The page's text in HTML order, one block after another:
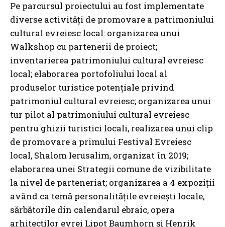
Pe parcursul proiectului au fost implementate
diverse activități de promovare a patrimoniului
cultural evreiesc local: organizarea unui
Walkshop cu partenerii de proiect;
inventarierea patrimoniului cultural evreiesc
local; elaborarea portofoliului local al
produselor turistice potenţiale privind
patrimoniul cultural evreiesc; organizarea unui
tur pilot al patrimoniului cultural evreiesc
pentru ghizii turistici locali, realizarea unui clip
de promovare a primului Festival Evreiesc
local, Shalom Ierusalim, organizat în 2019;
elaborarea unei Strategii comune de vizibilitate
la nivel de parteneriat; organizarea a 4 expoziții
având ca temă personalitățile evreiești locale,
sărbătorile din calendarul ebraic, opera
arhitecților evrei Lipot Baumhorn și Henrik